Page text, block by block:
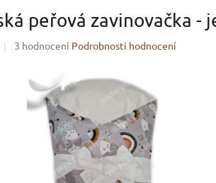
peřová zavinovačka -
Průměrné
hvězdiček.
3 hodnocení Podrobnosti hodnocení